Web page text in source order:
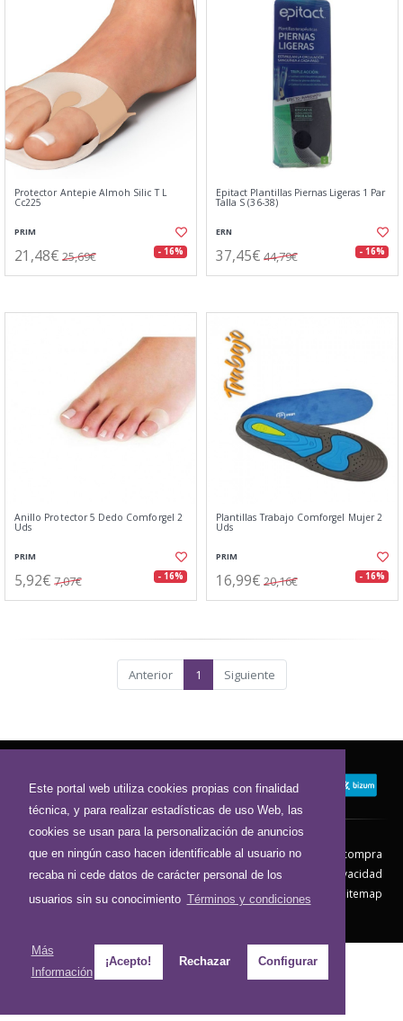
Este portal web utiliza cookies propias con finalidad
técnica, y para realizar estadísticas de uso Web, las
cookies se usan para la personalización de anuncios
que en ningún caso hacen identificable al usuario no
recaba ni cede datos de carácter personal de los
usuarios sin su conocimiento Términos y condiciones
Más
Información
¡Acepto! Rechazar Configurar
Protector Antepie Almoh Silic T L
Cc225
PRIM
21,48€ 25,69€ - 16%
Epitact Plantillas Piernas Ligeras 1 Par
Talla S (36-38)
ERN
37,45€ 44,79€ - 16%
Anillo Protector 5 Dedo Comforgel 2
Uds
PRIM
5,92€ 7,07€ - 16%
Plantillas Trabajo Comforgel Mujer 2
Uds
PRIM
16,99€ 20,16€ - 16%
Anterior 1 Siguiente
Contacto Aviso Legal
Condiciones de compra
Política de envíos
Política de devolución
Política de Privacidad
Política de Cookies
Sitemap